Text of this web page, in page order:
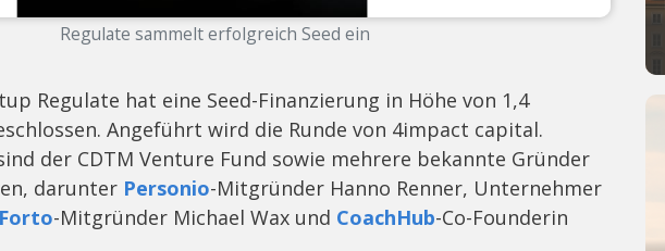
Regulate sammelt erfolgreich Seed ein
Regulate hat eine Seed-Finanzierung in Höhe von 1,4
Angeführt wird die Runde von 4impact capital.
der CDTM Venture Fund sowie mehrere bekannte Gründer
darunter Personio-Mitgründer Hanno Renner, Unternehmer
Forto-Mitgründer Michael Wax und CoachHub-Co-Founderin